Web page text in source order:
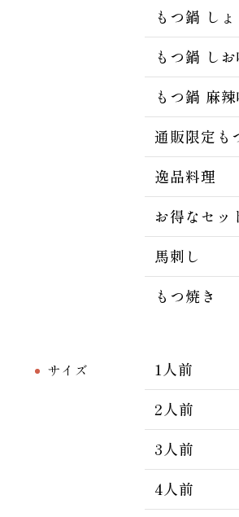
もつ鍋 し
もつ鍋 しお
もつ鍋 麻辣
通販限定も
逸品料理
お得なセッ
馬刺し
もつ焼き
サイズ
1人前
2人前
3人前
4人前